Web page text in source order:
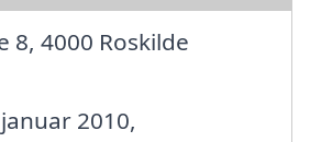
8, 4000 Roskilde
2010,